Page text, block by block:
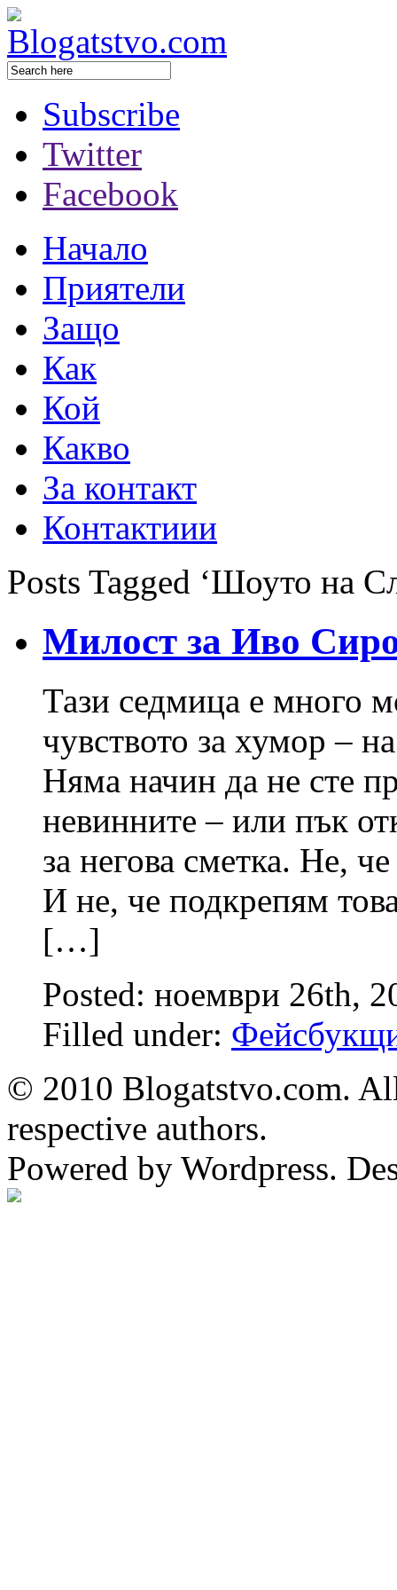
Subscribe
Twitter
Facebook
Начало
Приятели
Защо
Как
Кой
Какво
За контакт
Контактиии
Posts Tagged ‘Шоуто на
Милост за Иво
Тази седмица е много
чувството за хумор –
Няма начин да не сте
невинните – или пък
за негова сметка. Не,
И не, че подкрепям
[…]
Posted: ноември 26th,
Filled under:
© 2010 Blogatstvo.com.
respective authors.
Powered by Wordpress.